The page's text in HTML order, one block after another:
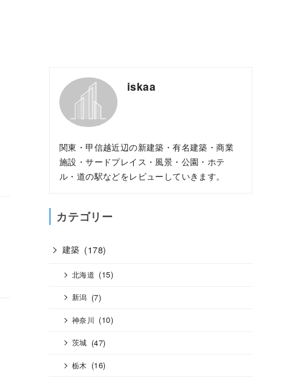
iskaa
関東・甲信越近辺の新建築・有名建築・商業
施設・サードプレイス・風景・公園・ホテ
ル・道の駅などをレビューしていきます。
カテゴリー
建築 (178)
北海道 (15)
新潟 (7)
神奈川 (10)
茨城 (47)
栃木 (16)